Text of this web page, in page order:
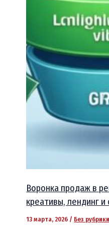
Воронка продаж в
креативы, лендинг
13 марта, 2026 / Без рубрики